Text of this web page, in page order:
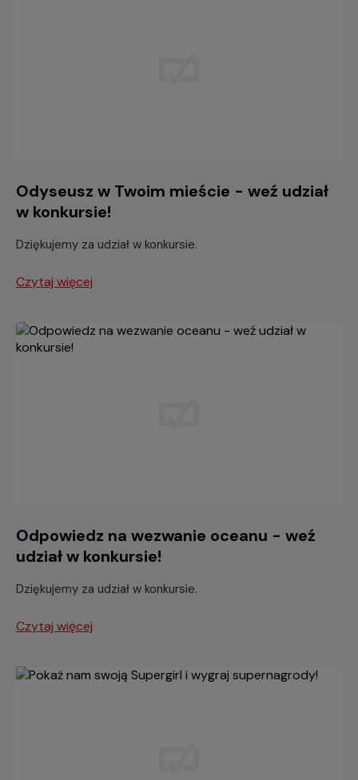
Odyseusz w Twoim mieście - weź udział
w konkursie!
Dziękujemy za udział w konkursie.
Czytaj więcej
Odpowiedz na wezwanie oceanu - weź
udział w konkursie!
Dziękujemy za udział w konkursie.
Czytaj więcej